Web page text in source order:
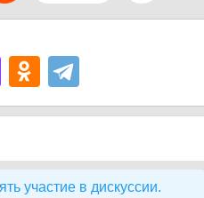
участие в дискуссии.